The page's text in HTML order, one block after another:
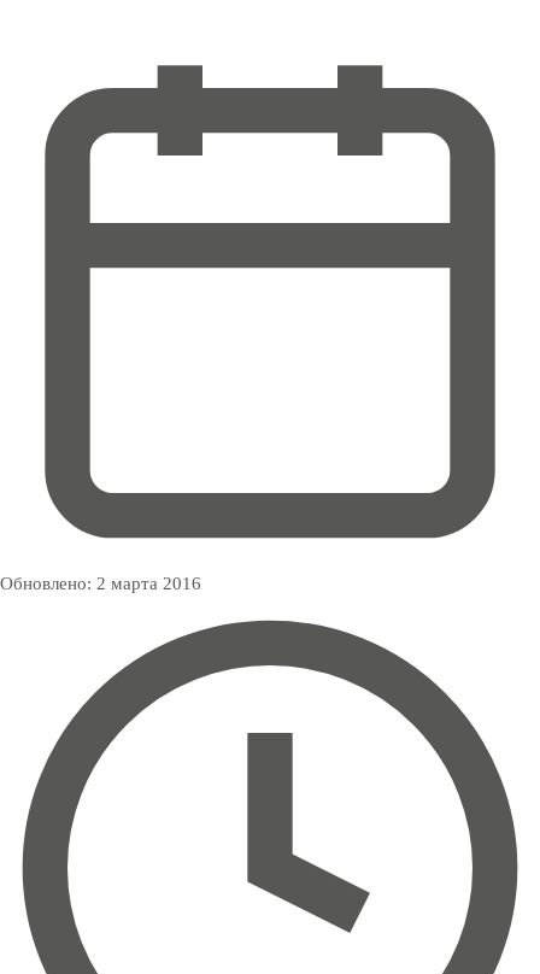
Обновлено: 2 марта 2016